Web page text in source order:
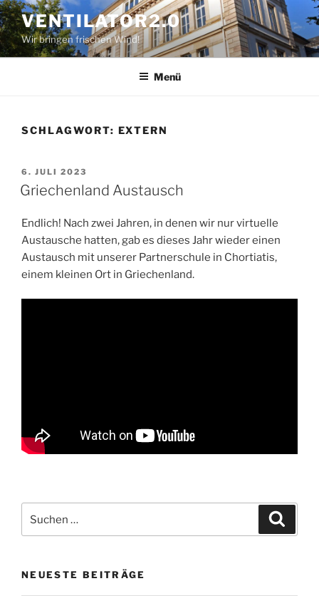
Zum
Inhalt
springen
VENTILATOR2.0
Wir bringen frischen Wind!
Menü
SCHLAGWORT: EXTERN
VERÖFFENTLICHT
AM
6. JULI 2023
Griechenland Austausch
Endlich! Nach zwei Jahren, in denen wir nur virtuelle
Austausche hatten, gab es dieses Jahr wieder einen
Austausch mit unserer Partnerschule in Chortiatis,
einem kleinen Ort in Griechenland.
nach:
NEUESTE BEITRÄGE